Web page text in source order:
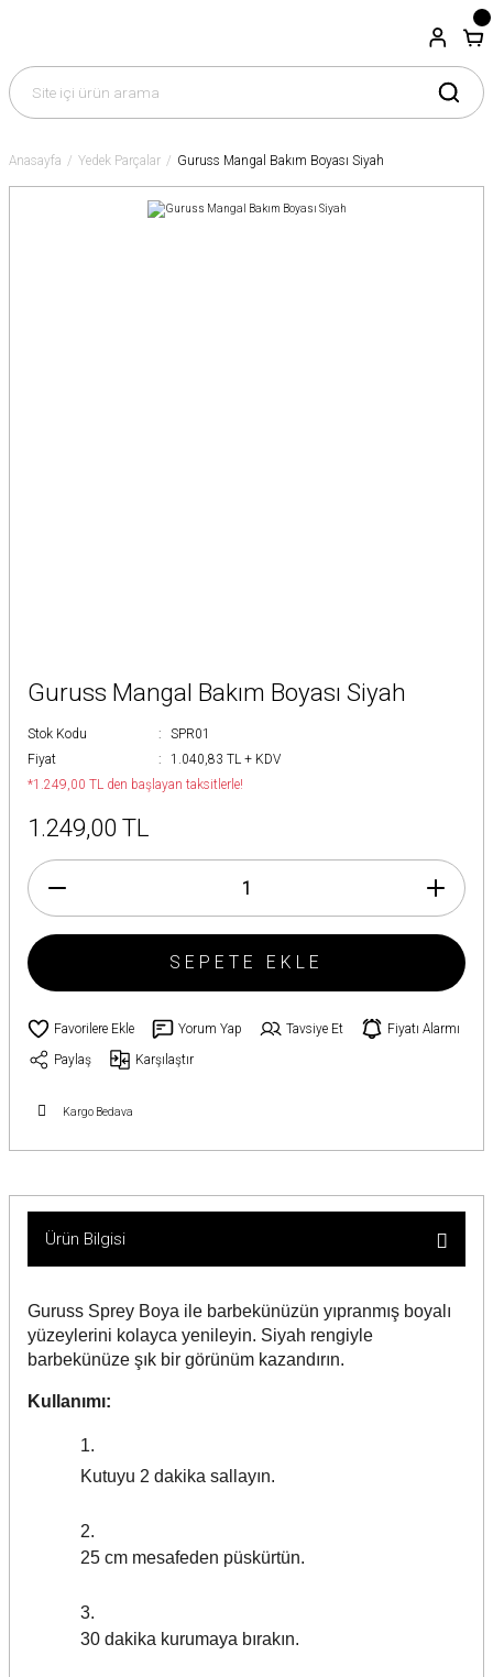
Anasayfa Yedek Parçalar Guruss Mangal Bakım Boyası Siyah
Guruss Mangal Bakım Boyası Siyah
Stok Kodu
SPR01
Fiyat
1.040,83 TL + KDV
*1.249,00 TL den başlayan taksitlerle!
1.249,00 TL
SEPETE EKLE
Yorum Yap Tavsiye Et
Fiyatı Alarmı
Paylaş
Karşılaştır
Kargo Bedava
Ürün Bilgisi
Guruss Sprey Boya ile barbekünüzün yıpranmış boyalı
yüzeylerini kolayca yenileyin. Siyah rengiyle
barbekünüze şık bir görünüm kazandırın.
Kullanımı:
Kutuyu 2 dakika sallayın.
25 cm mesafeden püskürtün.
30 dakika kurumaya bırakın.